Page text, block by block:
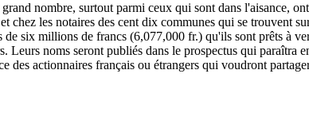
nombre, surtout parmi ceux qui sont dans l'aisance,
chez les notaires des cent dix communes qui se trouvent
six millions de francs (6,077,000 fr.) qu'ils sont prêts à
Leurs noms seront publiés dans le prospectus qui
actionnaires français ou étrangers qui voudront